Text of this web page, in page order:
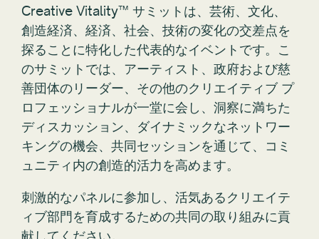
創造経済、経済、社会、技術の変化の交差点を
探ることに特化した代表的なイベントです。こ
のサミットでは、アーティスト、政府および慈
善団体のリーダー、その他のクリエイティブ プ
ロフェッショナルが一堂に会し、洞察に満ちた
ディスカッション、ダイナミックなネットワー
キングの機会、共同セッションを通じて、コミ
ュニティ内の創造的活力を高めます。
刺激的なパネルに参加し、活気あるクリエイテ
ィブ部門を育成するための共同の取り組みに貢
献してください。